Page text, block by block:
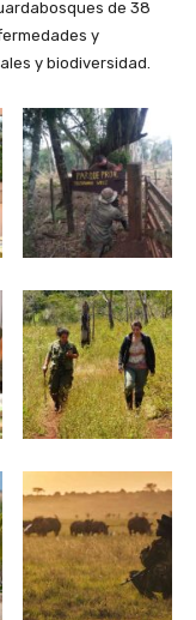
de 38
y
y biodiversidad.